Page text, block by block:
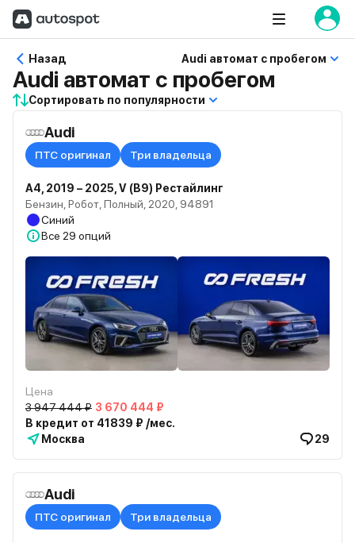
Назад Audi автомат с пробегом
Audi автомат с пробегом
Сортировать по популярности
Audi
ПТС оригинал Три владельца
A4, 2019 – 2025, V (B9) Рестайлинг
Бензин, Робот, Полный, 2020, 94891
Синий
Все 29 опций
Цена
3 947 444 ₽ 3 670 444 ₽
В кредит от 41839 ₽ /мес.
Москва
29
Audi
ПТС оригинал Три владельца